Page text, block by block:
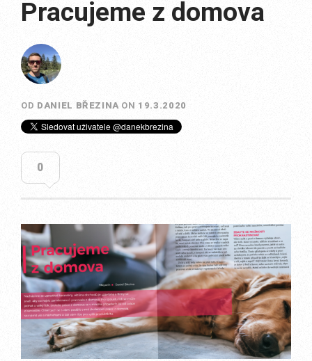
Pracujeme z domova
OD DANIEL BŘEZINA ON 19.3.2020
0